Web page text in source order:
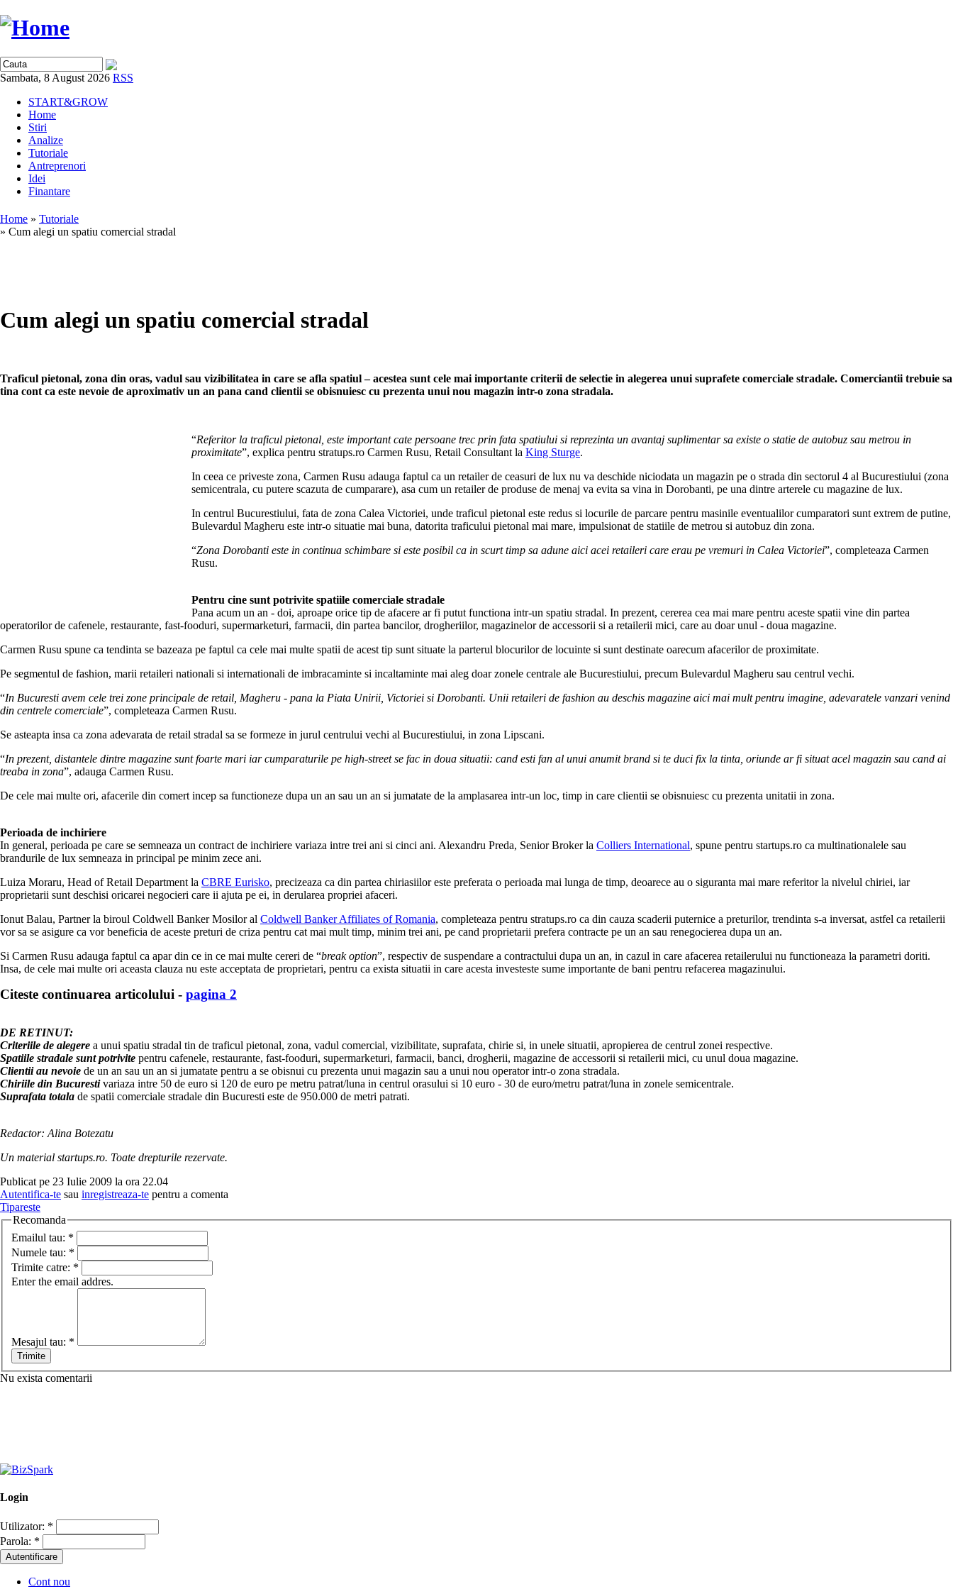
Sambata, 8 August 2026 RSS
START&GROW
Home
Stiri
Analize
Tutoriale
Antreprenori
Idei
Finantare
Home » Tutoriale
» Cum alegi un spatiu comercial stradal
Cum alegi un spatiu comercial stradal
Traficul pietonal, zona din oras, vadul sau vizibilitatea in care se afla spatiul – acestea sunt cele mai importante criterii de selectie in alegerea unui suprafete comerciale stradale. Comerciantii trebuie sa
tina cont ca este nevoie de aproximativ un an pana cand clientii se obisnuiesc cu prezenta unui nou magazin intr-o zona stradala.
“Referitor la traficul pietonal, este important cate persoane trec prin fata spatiului si reprezinta un avantaj suplimentar sa existe o statie de autobuz sau metrou in
proximitate”, explica pentru stratups.ro Carmen Rusu, Retail Consultant la King Sturge.
In ceea ce priveste zona, Carmen Rusu adauga faptul ca un retailer de ceasuri de lux nu va deschide niciodata un magazin pe o strada din sectorul 4 al Bucurestiului (zona
semicentrala, cu putere scazuta de cumparare), asa cum un retailer de produse de menaj va evita sa vina in Dorobanti, pe una dintre arterele cu magazine de lux.
In centrul Bucurestiului, fata de zona Calea Victoriei, unde traficul pietonal este redus si locurile de parcare pentru masinile eventualilor cumparatori sunt extrem de putine,
Bulevardul Magheru este intr-o situatie mai buna, datorita traficului pietonal mai mare, impulsionat de statiile de metrou si autobuz din zona.
“Zona Dorobanti este in continua schimbare si este posibil ca in scurt timp sa adune aici acei retaileri care erau pe vremuri in Calea Victoriei”, completeaza Carmen
Rusu.
Pentru cine sunt potrivite spatiile comerciale stradale
Pana acum un an - doi, aproape orice tip de afacere ar fi putut functiona intr-un spatiu stradal. In prezent, cererea cea mai mare pentru aceste spatii vine din partea
operatorilor de cafenele, restaurante, fast-fooduri, supermarketuri, farmacii, din partea bancilor, drogheriilor, magazinelor de accessorii si a retailerii mici, care au doar unul - doua magazine.
Carmen Rusu spune ca tendinta se bazeaza pe faptul ca cele mai multe spatii de acest tip sunt situate la parterul blocurilor de locuinte si sunt destinate oarecum afacerilor de proximitate.
Pe segmentul de fashion, marii retaileri nationali si internationali de imbracaminte si incaltaminte mai aleg doar zonele centrale ale Bucurestiului, precum Bulevardul Magheru sau centrul vechi.
“In Bucuresti avem cele trei zone principale de retail, Magheru - pana la Piata Unirii, Victoriei si Dorobanti. Unii retaileri de fashion au deschis magazine aici mai mult pentru imagine, adevaratele vanzari venind
din centrele comerciale”, completeaza Carmen Rusu.
Se asteapta insa ca zona adevarata de retail stradal sa se formeze in jurul centrului vechi al Bucurestiului, in zona Lipscani.
“In prezent, distantele dintre magazine sunt foarte mari iar cumparaturile pe high-street se fac in doua situatii: cand esti fan al unui anumit brand si te duci fix la tinta, oriunde ar fi situat acel magazin sau cand ai
treaba in zona”, adauga Carmen Rusu.
De cele mai multe ori, afacerile din comert incep sa functioneze dupa un an sau un an si jumatate de la amplasarea intr-un loc, timp in care clientii se obisnuiesc cu prezenta unitatii in zona.
Perioada de inchiriere
In general, perioada pe care se semneaza un contract de inchiriere variaza intre trei ani si cinci ani. Alexandru Preda, Senior Broker la Colliers International, spune pentru startups.ro ca multinationalele sau
brandurile de lux semneaza in principal pe minim zece ani.
Luiza Moraru, Head of Retail Department la CBRE Eurisko, precizeaza ca din partea chiriasiilor este preferata o perioada mai lunga de timp, deoarece au o siguranta mai mare referitor la nivelul chiriei, iar
proprietarii sunt deschisi oricarei negocieri care ii ajuta pe ei, in derularea propriei afaceri.
Ionut Balau, Partner la biroul Coldwell Banker Mosilor al Coldwell Banker Affiliates of Romania, completeaza pentru stratups.ro ca din cauza scaderii puternice a preturilor, trendinta s-a inversat, astfel ca retailerii
vor sa se asigure ca vor beneficia de aceste preturi de criza pentru cat mai mult timp, minim trei ani, pe cand proprietarii prefera contracte pe un an sau renegocierea dupa un an.
Si Carmen Rusu adauga faptul ca apar din ce in ce mai multe cereri de “break option”, respectiv de suspendare a contractului dupa un an, in cazul in care afacerea retailerului nu functioneaza la parametri doriti.
Insa, de cele mai multe ori aceasta clauza nu este acceptata de proprietari, pentru ca exista situatii in care acesta investeste sume importante de bani pentru refacerea magazinului.
Citeste continuarea articolului - pagina 2
DE RETINUT:
Criteriile de alegere a unui spatiu stradal tin de traficul pietonal, zona, vadul comercial, vizibilitate, suprafata, chirie si, in unele situatii, apropierea de centrul zonei respective.
Spatiile stradale sunt potrivite pentru cafenele, restaurante, fast-fooduri, supermarketuri, farmacii, banci, drogherii, magazine de accessorii si retailerii mici, cu unul doua magazine.
Clientii au nevoie de un an sau un an si jumatate pentru a se obisnui cu prezenta unui magazin sau a unui nou operator intr-o zona stradala.
Chiriile din Bucurestivariaza intre 50 de euro si 120 de euro pe metru patrat/luna in centrul orasului si 10 euro - 30 de euro/metru patrat/luna in zonele semicentrale.
Suprafata totala de spatii comerciale stradale din Bucuresti este de 950.000 de metri patrati.
Redactor: Alina Botezatu
Un material startups.ro. Toate drepturile rezervate.
Publicat pe 23 Iulie 2009 la ora 22.04
Autentifica-te sau inregistreaza-te pentru a comenta
Tipareste
Recomanda
Emailul tau: *
Numele tau: *
Trimite catre: *
Enter the email addres.
Mesajul tau: *
Nu exista comentarii
Login
Utilizator: *
Parola: *
Cont nou